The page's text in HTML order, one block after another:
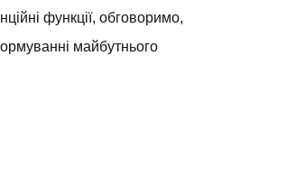
функції, обговоримо,
майбутнього